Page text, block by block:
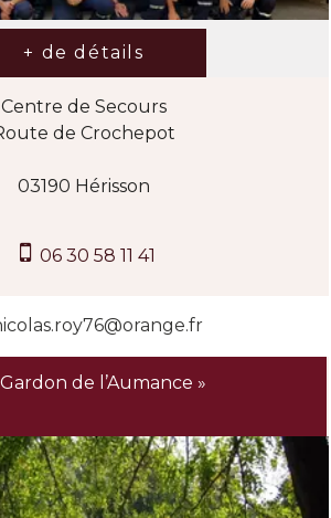
Centre de Secours
de Crochepot
03190 Hérisson
06 30 58 11 41
de l’Aumance »